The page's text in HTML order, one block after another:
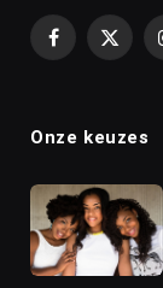
Facebook
X
Onze keuzes